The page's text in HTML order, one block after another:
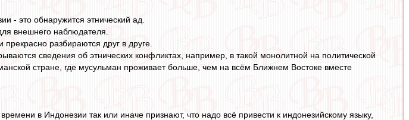
- это обнаружится этнический ад.
внешнего наблюдателя.
разбираются друг в друге.
сведения об этнических конфликтах, например, в такой монолитной на политической
стране, где мусульман проживает больше, чем на всём Ближнем Востоке вместе
в Индонезии так или иначе признают, что надо всё привести к индонезийскому языку,